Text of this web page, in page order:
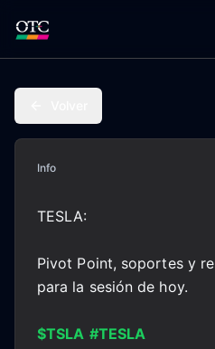
Info
TESLA:
Pivot Point, soportes y
para la sesión de hoy.
$TSLA #TESLA